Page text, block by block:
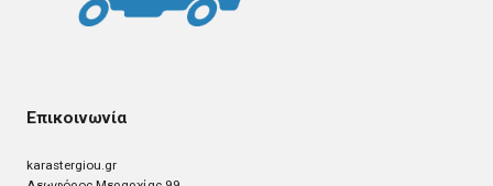
Επικοινωνία
karastergiou.gr